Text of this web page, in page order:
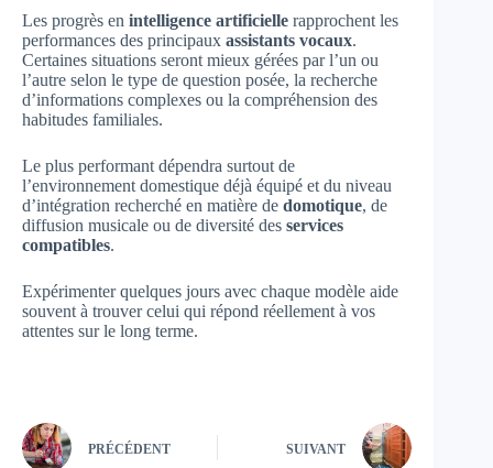
Les progrès en intelligence artificielle rapprochent les
performances des principaux assistants vocaux.
Certaines situations seront mieux gérées par l’un ou
l’autre selon le type de question posée, la recherche
d’informations complexes ou la compréhension des
habitudes familiales.
Le plus performant dépendra surtout de
l’environnement domestique déjà équipé et du niveau
d’intégration recherché en matière de domotique, de
diffusion musicale ou de diversité des services
compatibles.
Expérimenter quelques jours avec chaque modèle aide
souvent à trouver celui qui répond réellement à vos
attentes sur le long terme.
PRÉCÉDENT SUIVANT